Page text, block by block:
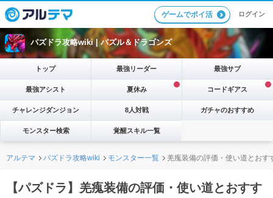
ゲームでポイ活 ログイン
パズドラ攻略wiki |パズル＆ドラゴンズ
トップ 最強リーダー 最強サブ
最強アシスト 夏休み コードギアス
チャレンジダンジョン 8人対戦 ガチャのおすすめ
モンスター検索 覚醒スキル一覧
アルテマ パズドラ攻略wiki モンスター一覧 羌瘣装備の評価・使い道とお
【パズドラ】羌瘣装備の評価・使い道とおすす